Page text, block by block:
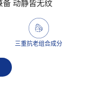
备 动静皆无纹
三重抗老组合成分